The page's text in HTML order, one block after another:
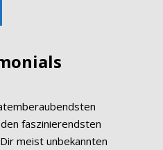
faszinierendsten
meist unbekannten